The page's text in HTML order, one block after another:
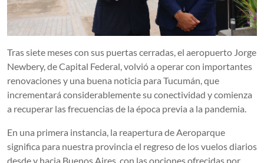
Tras siete meses con sus puertas cerradas, el aeropuerto Jorge
Newbery, de Capital Federal, volvió a operar con importantes
renovaciones y una buena noticia para Tucumán, que
incrementará considerablemente su conectividad y comienza
a recuperar las frecuencias de la época previa a la pandemia.
En una primera instancia, la reapertura de Aeroparque
significa para nuestra provincia el regreso de los vuelos diarios
desde y hacia Buenos Aires, con las opciones ofrecidas por